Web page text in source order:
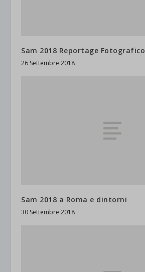
Sam 2018 Reportage Fotografico
26 Settembre 2018
Sam 2018 a Roma e dintorni
30 Settembre 2018